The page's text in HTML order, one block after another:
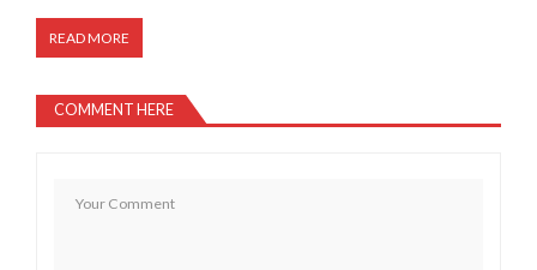
READ MORE
COMMENT HERE